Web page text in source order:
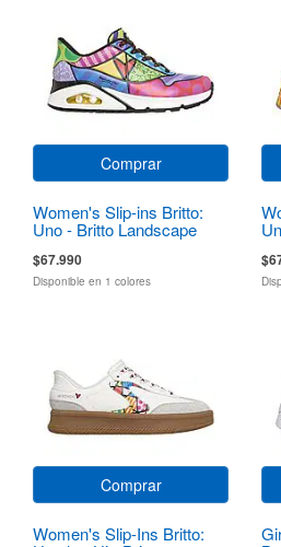
Comprar
Women's Slip-ins Britto:
Uno - Britto Landscape
$67.990
Disponible en 1 colores
Comprar
Women's Slip-Ins Britto: